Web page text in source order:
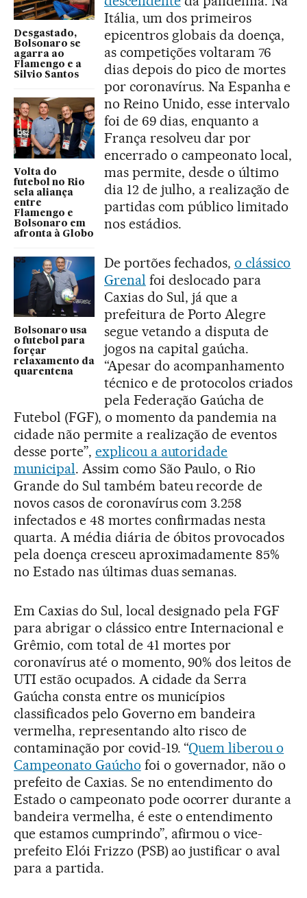
Desgastado,
Bolsonaro se
agarra ao
Flamengo e a
Silvio Santos
Volta do
futebol no Rio
sela aliança
entre
Flamengo e
Bolsonaro em
afronta à Globo
Bolsonaro usa
o futebol para
forçar
relaxamento da
quarentena
Itália, um dos primeiros
epicentros globais da doença,
as competições voltaram 76
dias depois do pico de mortes
por coronavírus. Na Espanha e
no Reino Unido, esse intervalo
foi de 69 dias, enquanto a
França resolveu dar por
encerrado o campeonato local,
mas permite, desde o último
dia 12 de julho, a realização de
partidas com público limitado
nos estádios.
De portões fechados, o clássico
Grenal foi deslocado para
Caxias do Sul, já que a
prefeitura de Porto Alegre
segue vetando a disputa de
jogos na capital gaúcha.
“Apesar do acompanhamento
técnico e de protocolos criados
pela Federação Gaúcha de
Futebol (FGF), o momento da pandemia na
cidade não permite a realização de eventos
desse porte”, explicou a autoridade
municipal. Assim como São Paulo, o Rio
Grande do Sul também bateu recorde de
novos casos de coronavírus com 3.258
infectados e 48 mortes confirmadas nesta
quarta. A média diária de óbitos provocados
pela doença cresceu aproximadamente 85%
no Estado nas últimas duas semanas.
Em Caxias do Sul, local designado pela FGF
para abrigar o clássico entre Internacional e
Grêmio, com total de 41 mortes por
coronavírus até o momento, 90% dos leitos de
UTI estão ocupados. A cidade da Serra
Gaúcha consta entre os municípios
classificados pelo Governo em bandeira
vermelha, representando alto risco de
contaminação por covid-19. “Quem liberou o
Campeonato Gaúcho foi o governador, não o
prefeito de Caxias. Se no entendimento do
Estado o campeonato pode ocorrer durante a
bandeira vermelha, é este o entendimento
que estamos cumprindo”, afirmou o vice-
prefeito Elói Frizzo (PSB) ao justificar o aval
para a partida.